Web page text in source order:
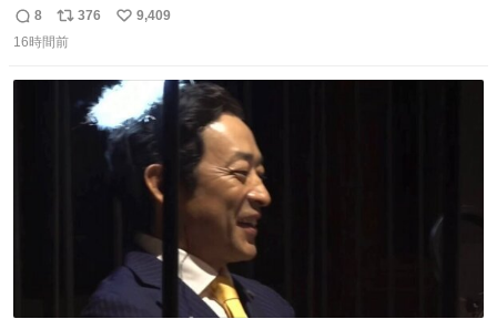
は威嚇してくるよって話を聞いてたんだけど僕は大丈夫そ
う 可愛いなこいつ
返
信
8
リ
ポ
376
い
数
9,409
16時間前